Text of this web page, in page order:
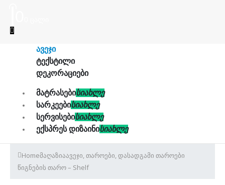
ᲐᲕᲔᲯᲘ
ᲢᲔᲥᲡᲢᲘᲚᲘ
ᲓᲔᲙᲝᲠᲐᲪᲘᲔᲑᲘ
ᲛᲐᲢᲠᲐᲡᲔᲑᲘᲡᲘᲐᲮᲚᲔ
ᲡᲐᲠᲙᲔᲔᲑᲘᲡᲘᲐᲮᲚᲔ
ᲡᲔᲠᲕᲘᲡᲔᲑᲘᲡᲘᲐᲮᲚᲔ
ᲔᲥᲡᲞᲠᲔᲡ ᲓᲘᲖᲐᲘᲜᲘᲡᲘᲐᲮᲚᲔ
Homeმაღაზიაავეჯი,თაროები,დასადგამი თაროები
წიგნების თარო – Shelf